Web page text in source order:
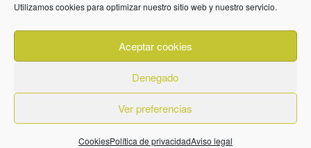
Utilizamos cookies para optimizar nuestro sitio web y nuestro servicio.
Aceptar cookies
Denegado
Ver preferencias
CookiesPolítica de privacidadAviso legal
636 01 61 85
Fuente Palmera
info @ fuentepalmerainformacion.es
Privacidad Aviso legal
Cookies
Quiénes Somos
Contacto